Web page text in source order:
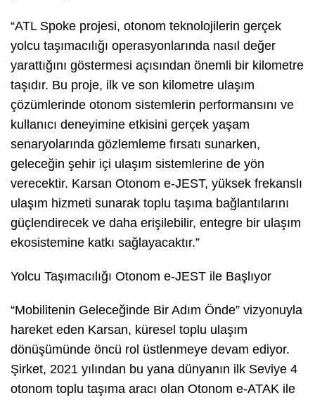
“ATL Spoke projesi, otonom teknolojilerin gerçek
yolcu taşımacılığı operasyonlarında nasıl değer
yarattığını göstermesi açısından önemli bir kilometre
taşıdır. Bu proje, ilk ve son kilometre ulaşım
çözümlerinde otonom sistemlerin performansını ve
kullanıcı deneyimine etkisini gerçek yaşam
senaryolarında gözlemleme fırsatı sunarken,
geleceğin şehir içi ulaşım sistemlerine de yön
verecektir. Karsan Otonom e-JEST, yüksek frekanslı
ulaşım hizmeti sunarak toplu taşıma bağlantılarını
güçlendirecek ve daha erişilebilir, entegre bir ulaşım
ekosistemine katkı sağlayacaktır.”
Yolcu Taşımacılığı Otonom e-JEST ile Başlıyor
“Mobilitenin Geleceğinde Bir Adım Önde” vizyonuyla
hareket eden Karsan, küresel toplu ulaşım
dönüşümünde öncü rol üstlenmeye devam ediyor.
Şirket, 2021 yılından bu yana dünyanın ilk Seviye 4
otonom toplu taşıma aracı olan Otonom e-ATAK ile